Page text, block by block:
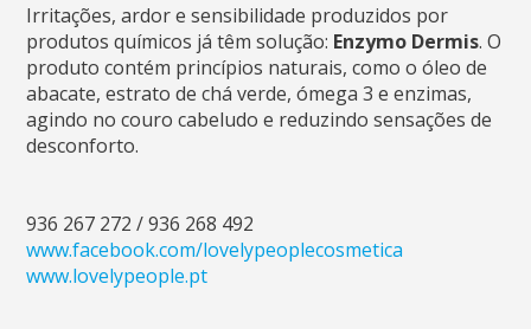
Irritações, ardor e sensibilidade produzidos por
produtos químicos já têm solução: Enzymo Dermis. O
produto contém princípios naturais, como o óleo de
abacate, estrato de chá verde, ómega 3 e enzimas,
agindo no couro cabeludo e reduzindo sensações de
desconforto.
936 267 272 / 936 268 492
www.facebook.com/lovelypeoplecosmetica
www.lovelypeople.pt